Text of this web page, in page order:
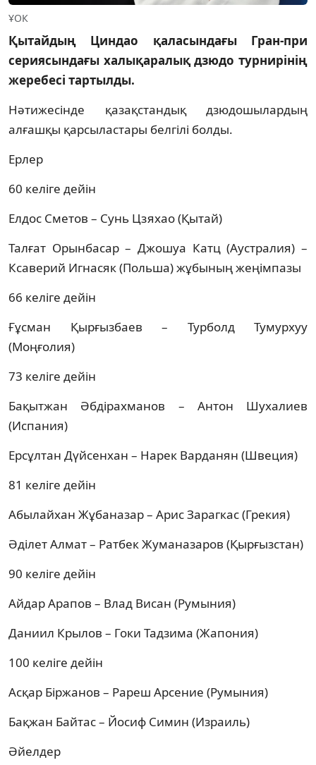
ҰОК
Қытайдың Циндао қаласындағы Гран-при
сериясындағы халықаралық дзюдо турнирінің
жеребесі тартылды.
Нәтижесінде қазақстандық дзюдошылардың
алғашқы қарсыластары белгілі болды.
Ерлер
60 келіге дейін
Елдос Сметов – Сунь Цзяхао (Қытай)
Талғат Орынбасар – Джошуа Катц (Аустралия) –
Ксаверий Игнасяк (Польша) жұбының жеңімпазы
66 келіге дейін
Ғұсман Қырғызбаев – Турболд Тумурхуу
(Моңғолия)
73 келіге дейін
Бақытжан Әбдірахманов – Антон Шухалиев
(Испания)
Ерсұлтан Дүйсенхан – Нарек Варданян (Швеция)
81 келіге дейін
Абылайхан Жұбаназар – Арис Зарагкас (Грекия)
Әділет Алмат – Ратбек Жуманазаров (Қырғызстан)
90 келіге дейін
Айдар Арапов – Влад Висан (Румыния)
Даниил Крылов – Гоки Тадзима (Жапония)
100 келіге дейін
Асқар Біржанов – Рареш Арсение (Румыния)
Бақжан Байтас – Йосиф Симин (Израиль)
Әйелдер